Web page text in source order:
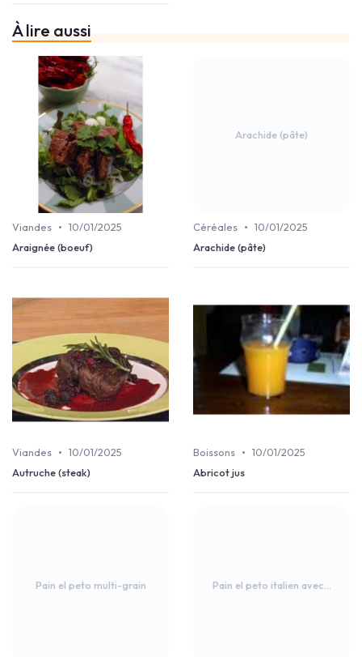
À lire aussi
Viandes • 10/01/2025
Araignée (boeuf)
Arachide (pâte)
Céréales • 10/01/2025
Arachide (pâte)
Viandes • 10/01/2025
Autruche (steak)
Boissons • 10/01/2025
Abricot jus
Pain el peto multi-grain Pain el peto italien avec...